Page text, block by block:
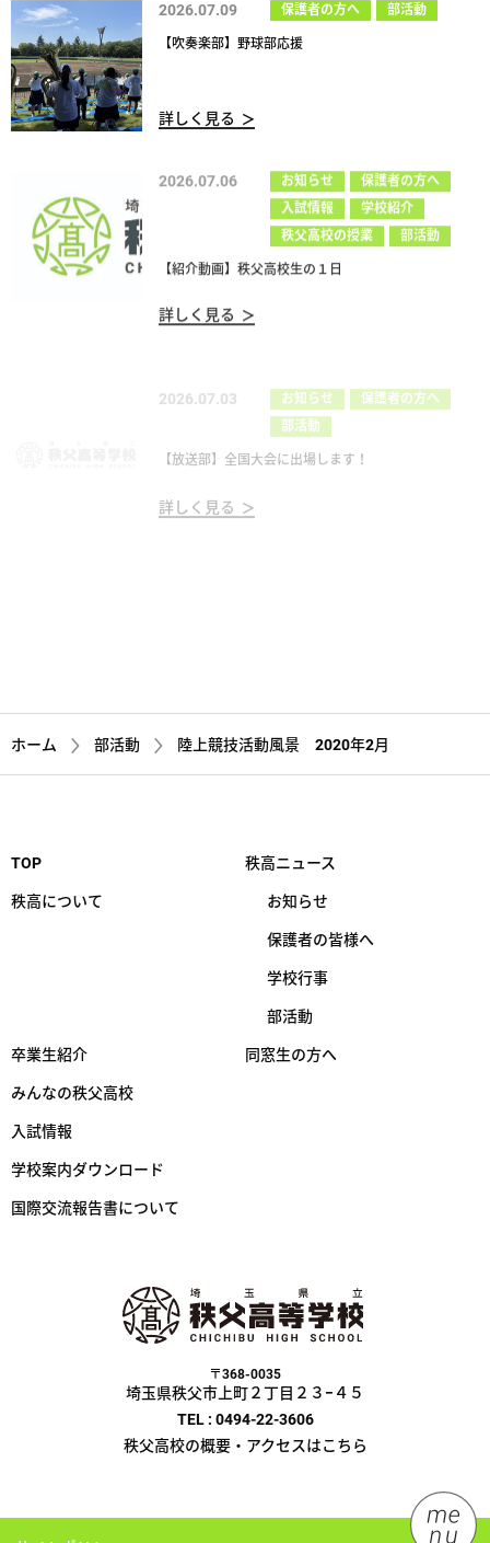
2026.07.09 保護者の方へ 部活動
【吹奏楽部】野球部応援
詳しく見る
2026.07.06 お知らせ
保護者の方へ
入試情報
学校紹介
秩父高校の授業
部活動
【紹介動画】秩父高校生の１日
詳しく見る
部活動
【放送部】全国大会に出場します！
ホーム 部活動 陸上競技活動風景 2020年2月
〒368-0035
埼玉県秩父市上町２丁目２３−４５
TEL : 0494-22-3606
秩父高校の概要・アクセスはこちら
TOP
秩高について
秩高ニュース
お知らせ
保護者の皆様へ
学校行事
部活動
卒業生紹介
みんなの秩父高校
入試情報
学校案内ダウンロード
国際交流報告書について
同窓生の方へ